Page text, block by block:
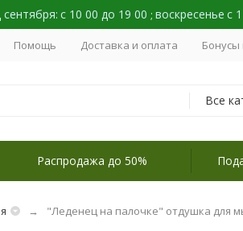
с 10 00 до 19 00 ; воскресенье с
Помощь Доставка и оплата Бонусы
Все
Распродажа до 50%
"Леденец на палочке" отдушка для